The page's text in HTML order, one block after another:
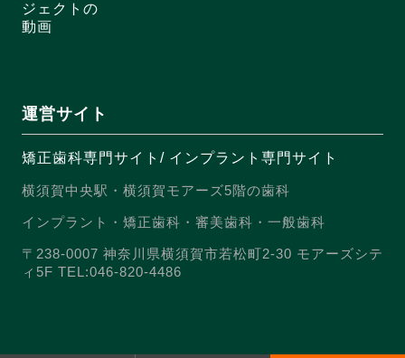
ジェクトの
動画
運営サイト
矯正歯科専門サイト / インプラント専門サイト
横須賀中央駅・横須賀モアーズ5階の歯科
インプラント・矯正歯科・審美歯科・一般歯科
〒238-0007 神奈川県横須賀市若松町2-30 モアーズシテ
ィ5F TEL:046-820-4486